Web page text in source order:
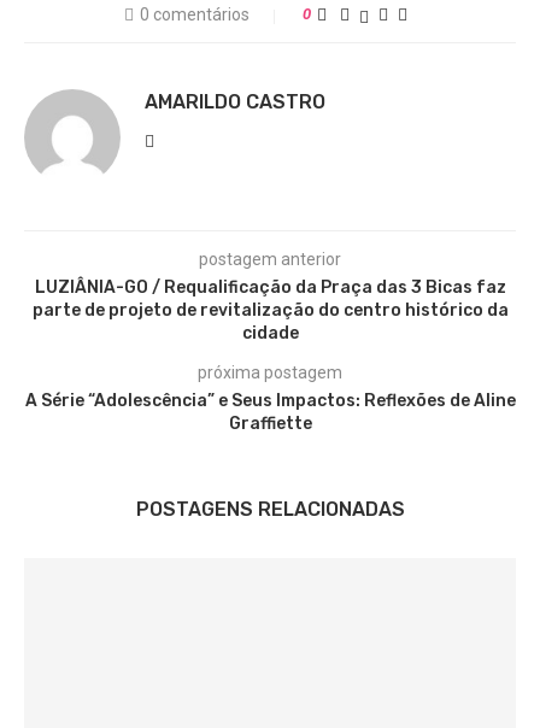
0 comentários 0
AMARILDO CASTRO
postagem anterior
LUZIÂNIA-GO / Requalificação da Praça das 3 Bicas faz
parte de projeto de revitalização do centro histórico da
cidade
próxima postagem
A Série “Adolescência” e Seus Impactos: Reflexões de Aline
Graffiette
POSTAGENS RELACIONADAS